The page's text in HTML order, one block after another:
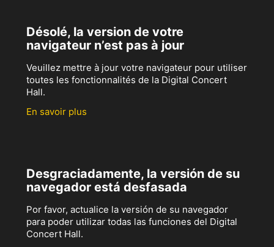
Désolé, la version de votre
navigateur n’est pas à jour
Veuillez mettre à jour votre navigateur pour utiliser
toutes les fonctionnalités de la Digital Concert
Hall.
En savoir plus
Desgraciadamente, la versión de su
navegador está desfasada
Por favor, actualice la versión de su navegador
para poder utilizar todas las funciones del Digital
Concert Hall.